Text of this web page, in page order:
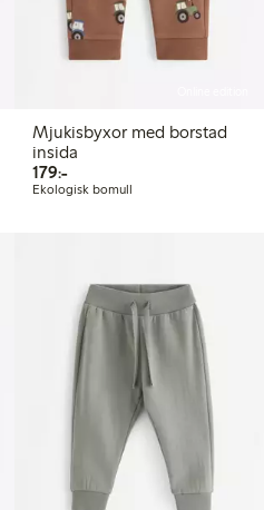
Mjukisbyxor med borstad
insida
179:-179,00 kr
Ekologisk bomull